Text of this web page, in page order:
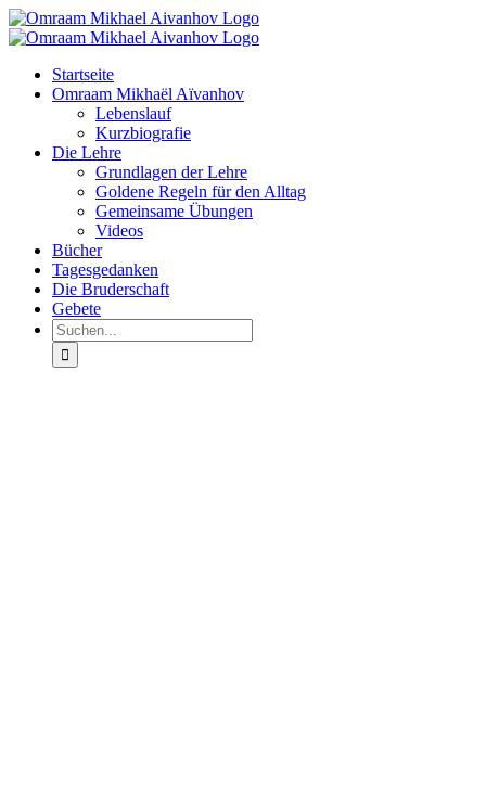
Zum
Inhalt
Startseite
Omraam Mikhaël Aïvanhov
Lebenslauf
Kurzbiografie
Die Lehre
Grundlagen der Lehre
Goldene Regeln für den Alltag
Gemeinsame Übungen
Videos
Bücher
Tagesgedanken
Die Bruderschaft
Gebete
Suche
nach: